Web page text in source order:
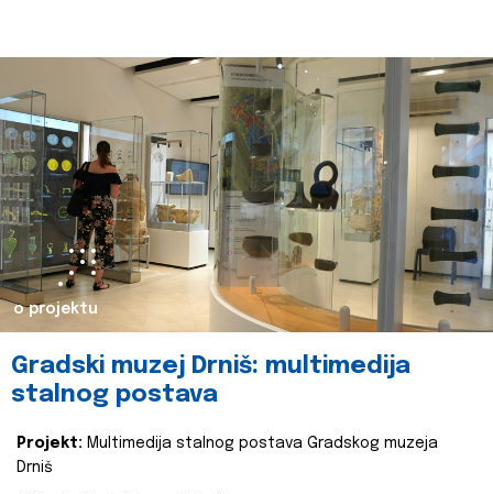
o projektu
Gradski muzej Drniš: multimedija
stalnog postava
Projekt: Multimedija stalnog postava Gradskog muzeja
Drniš